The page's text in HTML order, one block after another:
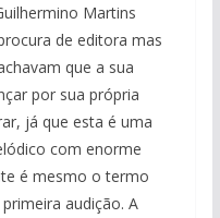
Martins
de editora mas
que a sua
por sua própria
já que esta é uma
com enorme
é mesmo o termo
audição. A